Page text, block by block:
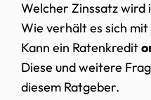
Welcher Zinssatz wird
Wie verhält es sich
Kann ein Ratenkredit
Diese und weitere
diesem Ratgeber.